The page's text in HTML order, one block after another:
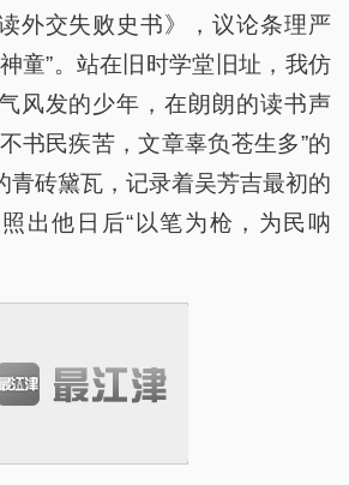
外交失败史书》，议论条理严
童”。站在旧时学堂旧址，我仿
风发的少年，在朗朗的读书声
书民疾苦，文章辜负苍生多”的
青砖黛瓦，记录着吴芳吉最初的
出他日后“以笔为枪，为民呐